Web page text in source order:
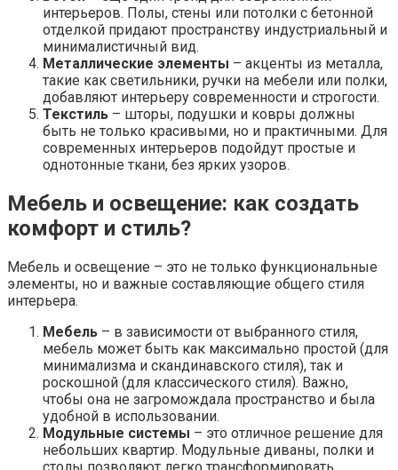
интерьеров. Полы, стены или потолки с бетонной
отделкой придают пространству индустриальный и
минималистичный вид.
Металлические элементы – акценты из металла,
такие как светильники, ручки на мебели или полки,
добавляют интерьеру современности и строгости.
Текстиль – шторы, подушки и ковры должны
быть не только красивыми, но и практичными. Для
современных интерьеров подойдут простые и
однотонные ткани, без ярких узоров.
Мебель и освещение: как создать
комфорт и стиль?
Мебель и освещение – это не только функциональные
элементы, но и важные составляющие общего стиля
интерьера.
Мебель – в зависимости от выбранного стиля,
мебель может быть как максимально простой (для
минимализма и скандинавского стиля), так и
роскошной (для классического стиля). Важно,
чтобы она не загромождала пространство и была
удобной в использовании.
Модульные системы – это отличное решение для
небольших квартир. Модульные диваны, полки и